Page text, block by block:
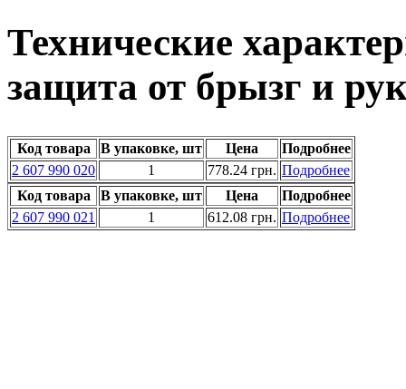
Технические
защита от брызг и
Код товара В упаковке, шт Цена
Подробнее
2 607 990 020
1 778.24 грн. Подробнее
Код товара
В упаковке, шт Цена
Подробнее
2 607 990 021
1 612.08 грн. Подробнее